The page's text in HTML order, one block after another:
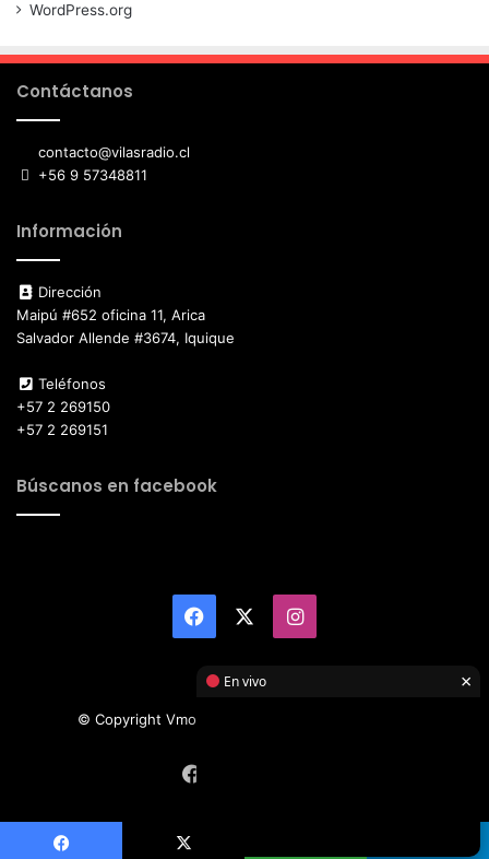
WordPress.org
Contáctanos
contacto@vilasradio.cl
+56 9 57348811
Información
Dirección
Maipú #652 oficina 11, Arica
Salvador Allende #3674, Iquique
Teléfonos
+57 2 269150
+57 2 269151
Búscanos en facebook
Facebook Instagram
© Copyright Vmotor TI 2026, All Rights Reserved
En vivo ×